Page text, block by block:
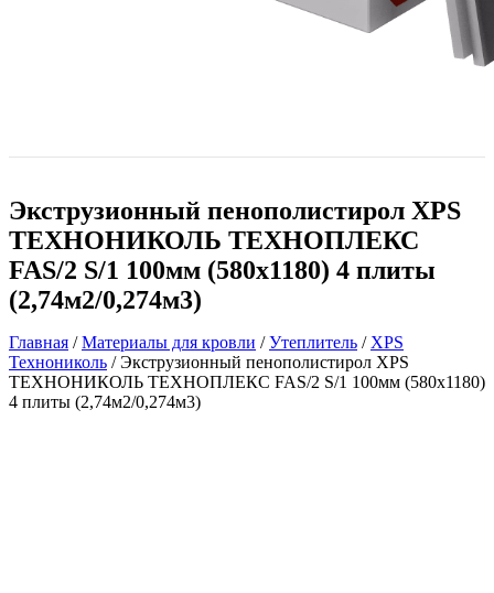
Экструзионный пенополистирол XPS
ТЕХНОНИКОЛЬ ТЕХНОПЛЕКС
FAS/2 S/1 100мм (580х1180) 4 плиты
(2,74м2/0,274м3)
Главная /Материалы для кровли /Утеплитель / XPS
Технониколь / Экструзионный пенополистирол XPS
ТЕХНОНИКОЛЬ ТЕХНОПЛЕКС FAS/2 S/1 100мм (580х1180)
4 плиты (2,74м2/0,274м3)